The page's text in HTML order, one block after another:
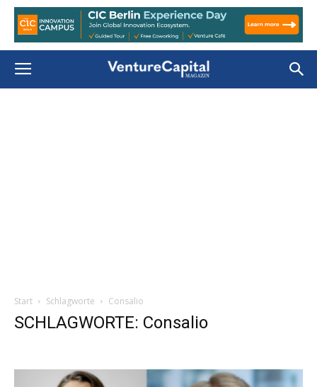
Start Schlagworte Consalio
SCHLAGWORTE: Consalio